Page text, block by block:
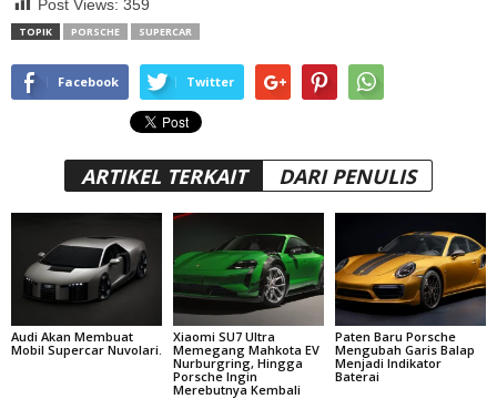
Post Views: 359
TOPIK PORSCHE SUPERCAR
Facebook Twitter
ARTIKEL TERKAIT DARI PENULIS
Audi Akan Membuat
Mobil Supercar Nuvolari.
Xiaomi SU7 Ultra
Memegang Mahkota EV
Nurburgring, Hingga
Porsche Ingin
Merebutnya Kembali
Paten Baru Porsche
Mengubah Garis Balap
Menjadi Indikator
Baterai